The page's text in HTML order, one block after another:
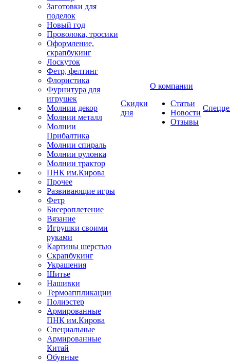
Заготовки для
поделок
Новый год
Проволока, тросики
Оформление,
скрапбукинг
Лоскуток
Фетр, фелтинг
Флористика
Фурнитура для
игрушек
Молнии декор
Молнии металл
Молнии
Прибалтика
Молнии спираль
Молнии рулонка
Молнии трактор
ПНК им.Кирова
Прочее
Развивающие игры
Фетр
Бисероплетение
Вязание
Игрушки своими
руками
Картины шерстью
Скрапбукинг
Украшения
Шитье
Нашивки
Термоаппликации
Полиэстер
Армированные
ПНК им.Кирова
Специальные
Армированные
Китай
Обувные
Скидки
дня
О компании
Статьи
Новости
Отзывы